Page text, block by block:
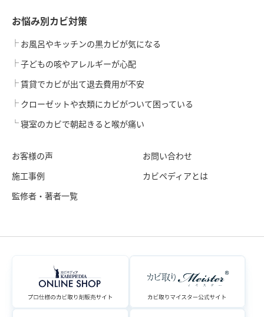
お悩み別カビ対策
お風呂やキッチンの黒カビが気になる
子どもの咳やアレルギーが心配
賃貸でカビが出て退去費用が不安
クローゼットや衣類にカビがついて困っている
寝室のカビで朝起きると喉が痛い
お客様の声
施工事例
監修者・著者一覧
お問い合わせ
カビペディアとは